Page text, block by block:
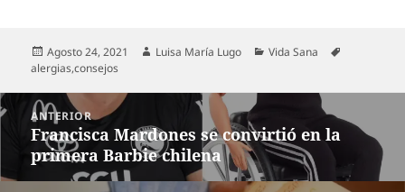
Publicado
el
Agosto 24, 2021 Autor
Luisa María Lugo Categorías
Vida Sana
alergias,consejos
Navegación
entradas
ANTERIOR
Entrada
anterior:
Francisca Mardones se convirtió en la
primera Barbie chilena